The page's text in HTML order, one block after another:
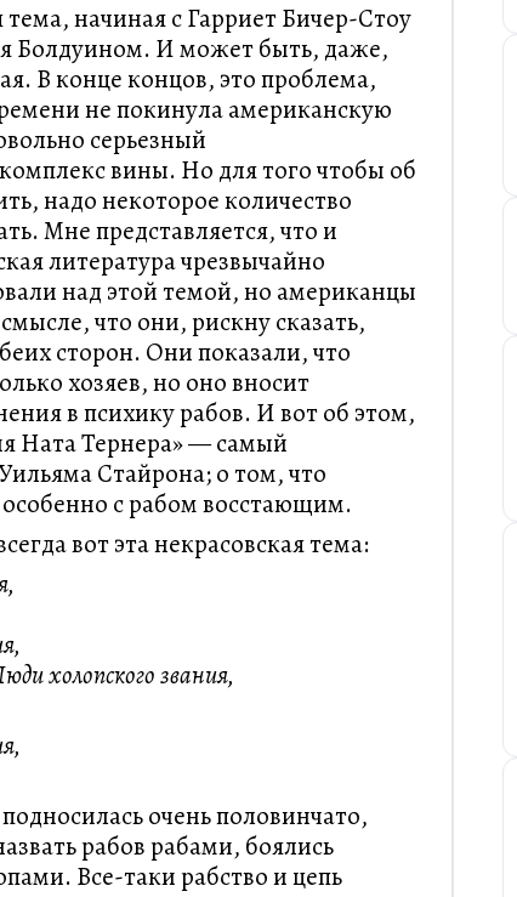
начиная с Гарриет Бичер-Стоу
Болдуином. И может быть, даже,
В конце концов, это проблема,
не покинула американскую
серьезный
вины. Но для того чтобы об
надо некоторое количество
Мне представляется, что и
литература чрезвычайно
над этой темой, но американцы
что они, рискну сказать,
сторон. Они показали, что
хозяев, но оно вносит
в психику рабов. И вот об этом,
Ната Тернера» — самый
Стайрона; о том, что
с рабом восстающим.
вот эта некрасовская тема:
холопского звания,
очень половинчато,
рабов рабами, боялись
Все-таки рабство и цепь